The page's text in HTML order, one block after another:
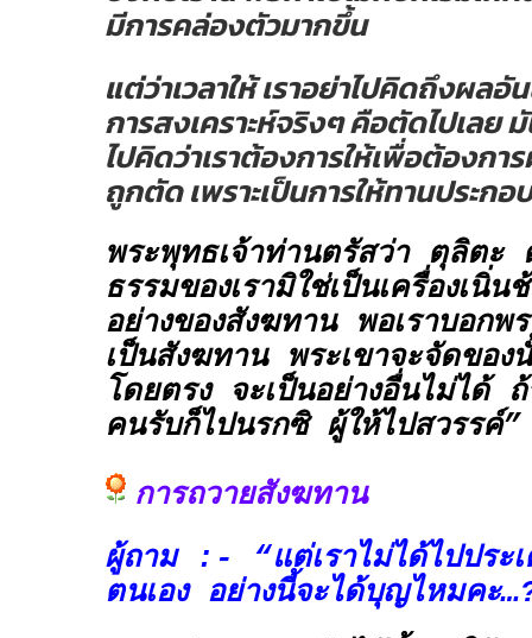
มีการคล่องตัวมากขึ้น
แต่ว่าเวลาให้ เราอย่าไปคิดถึงผลอั
การสงเคราะห์จริงๆ คือตัดไปเลย มั
ไปคิดว่าเราต้องการให้เพื่อต้องก
ถูกตัด เพราะเป็นการให้ทานประก
พระพุทธเจ้าท่านตรัสว่าตุลิตะ
ธรรมของเรามิใช่เป็นเครื่องเนิ่
อย่างของสังฆทาน พอเราบอกพ
เป็นสังฆทาน พระเขาจะจัดของ
โดยตรง จะเป็นอย่างอื่นไม่ได้ ถ้
คนรับก็ไปนรกซิ ผู้ให้ไปสวรรค์”
การถวายสังฆทาน
ผู้ถาม :- “แต่เราไม่ได้ไปประเ
ตนเอง อย่างนี้จะได้บุญไหมคะ